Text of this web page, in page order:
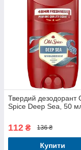
Твердий дезодорант
Spice Deep Sea, 50
112 ₴ 136 ₴
Купити